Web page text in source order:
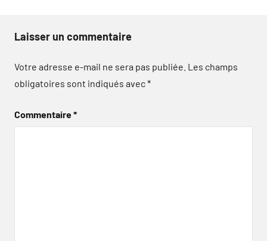
Laisser un commentaire
Votre adresse e-mail ne sera pas publiée. Les champs
obligatoires sont indiqués avec*
Commentaire*